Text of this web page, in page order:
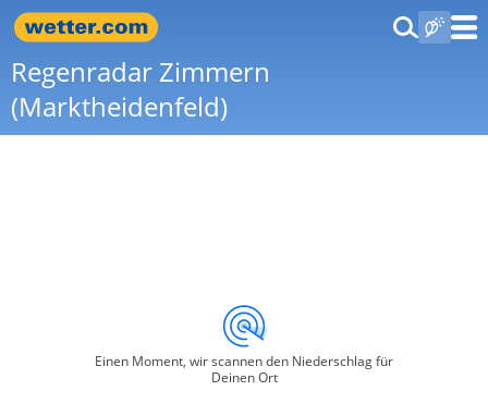
Regenradar Zimmern
(Marktheidenfeld)
Einen Moment, wir scannen den Niederschlag für
Deinen Ort